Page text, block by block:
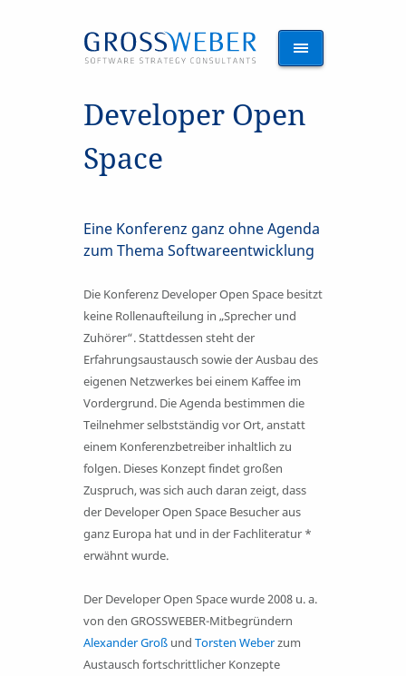
Developer Open
Space
Eine Konferenz ganz ohne Agenda
zum Thema Softwareentwicklung
Die Konferenz Developer Open Space besitzt
keine Rollenaufteilung in „Sprecher und
Zuhörer“. Stattdessen steht der
Erfahrungsaustausch sowie der Ausbau des
eigenen Netzwerkes bei einem Kaffee im
Vordergrund. Die Agenda bestimmen die
Teilnehmer selbstständig vor Ort, anstatt
einem Konferenz­betreiber inhaltlich zu
folgen. Dieses Konzept findet großen
Zuspruch, was sich auch daran zeigt, dass
der Developer Open Space Besucher aus
ganz Europa hat und in der Fachliteratur *
erwähnt wurde.
Der Developer Open Space wurde 2008 u. a.
von den GROSSWEBER-Mitbegründern
Alexander Groß und Torsten Weberzum
Austausch fortschrittlicher Konzepte